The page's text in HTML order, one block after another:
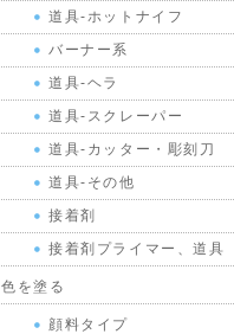
道具-ホットナイフ
バーナー系
道具-ヘラ
道具-スクレーパー
道具-カッター・彫刻刀
道具-その他
接着剤
接着剤プライマー、道具
色を塗る
顔料タイプ